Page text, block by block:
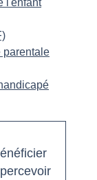
l'enfant
parentale
percevoir